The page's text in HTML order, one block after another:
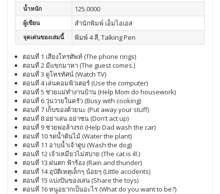
น้ำหนัก 125.0000
ผู้เขียน สำนักพิมพ์ เอ็มไอเอส
จุดเด่นของเล่มนี้ พิมพ์ 4 สี, Talking Pen
ตอนที่ 1 เสียงโทรศัพท์ (The phone rings)
ตอนที่ 2 มีแขกมาหา (The guest comes.)
ตอนที่ 3 ดูโทรทัศน์ (Watch TV)
ตอนที่ 4 เล่นคอมพิวเตอร์ (Use the computer)
ตอนที่ 5 ช่วยแม่ทำงานบ้าน (Help Mom do housework)
ตอนที่ 6 วุ่นวายในครัว (Busy with cooking)
ตอนที่ 7 เก็บของด้วยนะ (Put away your stuff)
ตอนที่ 8 อย่าเล่น อย่าซน (Don’t act up)
ตอนที่ 9 ช่วยพ่อล้างรถ (Help Dad wash the car)
ตอนที่ 10 รดน้ำต้นไม้ (Water the plant)
ตอนที่ 11 อาบน้ำเจ้าตูบ (Wash the dog)
ตอนที่ 12 เจ้าเหมียวไม่สบาย (The cat is ill.)
ตอนที่ 13 ฝนตก ฟ้าร้อง (Rain and thunder)
ตอนที่ 14 อุบัติเหตุเล็กๆ น้อยๆ (Little accidents)
ตอนที่ 15 แบ่งปันของเล่น (Share the toys)
ตอนที่ 16 หนูอยากเป็นอะไร (What do you want to be?)